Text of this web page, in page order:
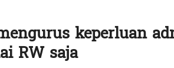
keperluan
RW saja